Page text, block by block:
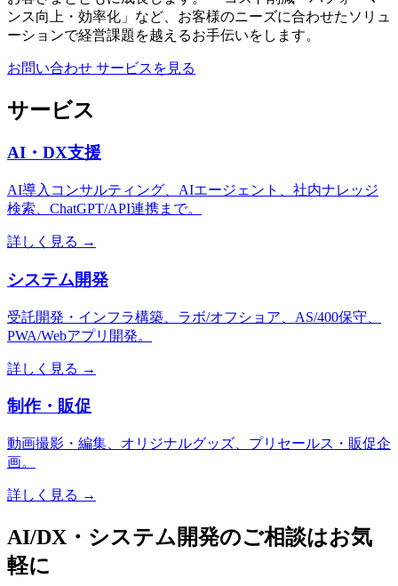
ンス向上・効率化」など、お客様のニーズに合わせたソリュ
ーションで経営課題を越えるお手伝いをします。
お問い合わせ サービスを見る
サービス
AI・DX支援
AI導入コンサルティング、AIエージェント、社内ナレッジ
検索、ChatGPT/API連携まで。
詳しく見る →
システム開発
受託開発・インフラ構築、ラボ/オフショア、AS/400保守、
PWA/Webアプリ開発。
詳しく見る →
制作・販促
動画撮影・編集、オリジナルグッズ、プリセールス・販促企
画。
詳しく見る →
AI/DX・システム開発のご相談はお気
軽に